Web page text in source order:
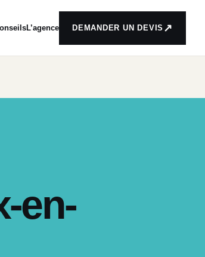
L’agence DEMANDER UN DEVIS ↗
en-